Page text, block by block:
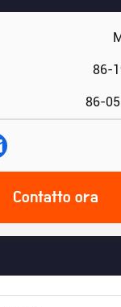
86-
86-
Contatto ora